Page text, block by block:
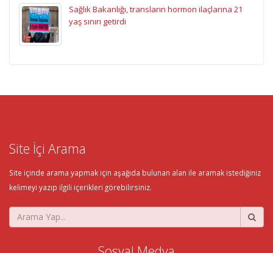
Sağlık Bakanlığı, transların hormon ilaçlarına 21
yaş sınırı getirdi
Site İçi Arama
Site içinde arama yapmak için aşağıda bulunan alan ile aramak istediğiniz
kelimeyi yazıp ilgili içerikleri görebilirsiniz.